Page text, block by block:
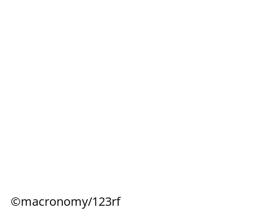
©macronomy/123rf